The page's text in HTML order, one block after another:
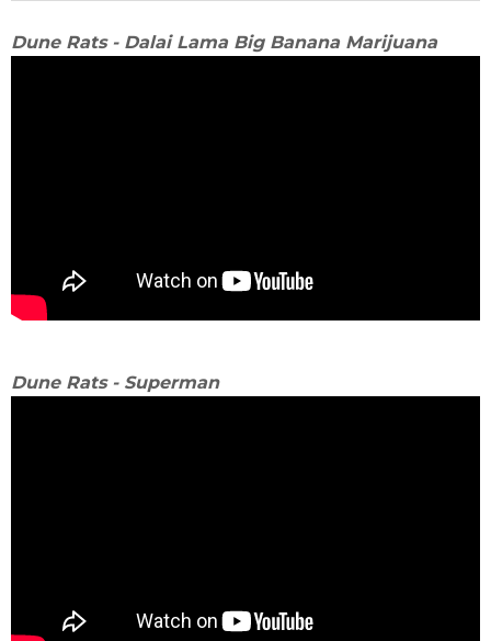
Dune Rats - Dalai Lama Big Banana Marijuana
Dune Rats - Superman